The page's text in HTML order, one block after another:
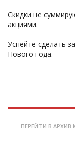
Скидки не
акциями.
Успейте сделать
Нового года.
ПЕРЕЙТИ В АРХИВ